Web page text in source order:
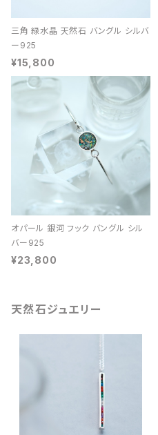
三角 緑水晶 天然石 バングル シルバ
ー925
¥15,800
オパール 銀河 フック バングル シル
バー925
¥23,800
天然石ジュエリー